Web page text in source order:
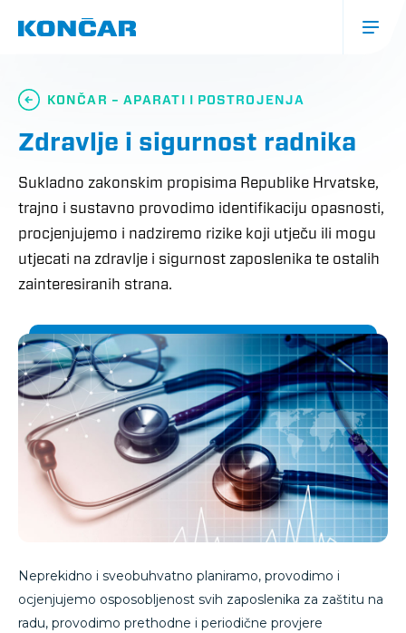
navigacija
(mobile)
KONČAR – APARATI I POSTROJENJA
Zdravlje i sigurnost radnika
Sukladno zakonskim propisima Republike Hrvatske,
trajno i sustavno provodimo identifikaciju opasnosti,
procjenjujemo i nadziremo rizike koji utječu ili mogu
utjecati na zdravlje i sigurnost zaposlenika te ostalih
zainteresiranih strana.
Neprekidno i sveobuhvatno planiramo, provodimo i
ocjenjujemo osposobljenost svih zaposlenika za zaštitu na
radu, provodimo prethodne i periodične provjere